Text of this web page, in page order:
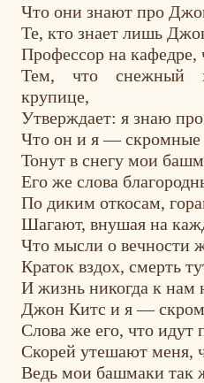
Что они знают про
Те, кто знает лишь
Профессор на кафедре,
Тем, что снежный
крупице,
Утверждает: я знаю
Что он и я —
Тонут в снегу мои
Его же слова
По диким откосам,
Шагают, внушая на
Что мысли о вечности
Краток вздох, смерть
И жизнь никогда к нам
Джон Китс и я —
Слова же его, что идут
Скорей утешают меня,
Ведь мои башмаки так